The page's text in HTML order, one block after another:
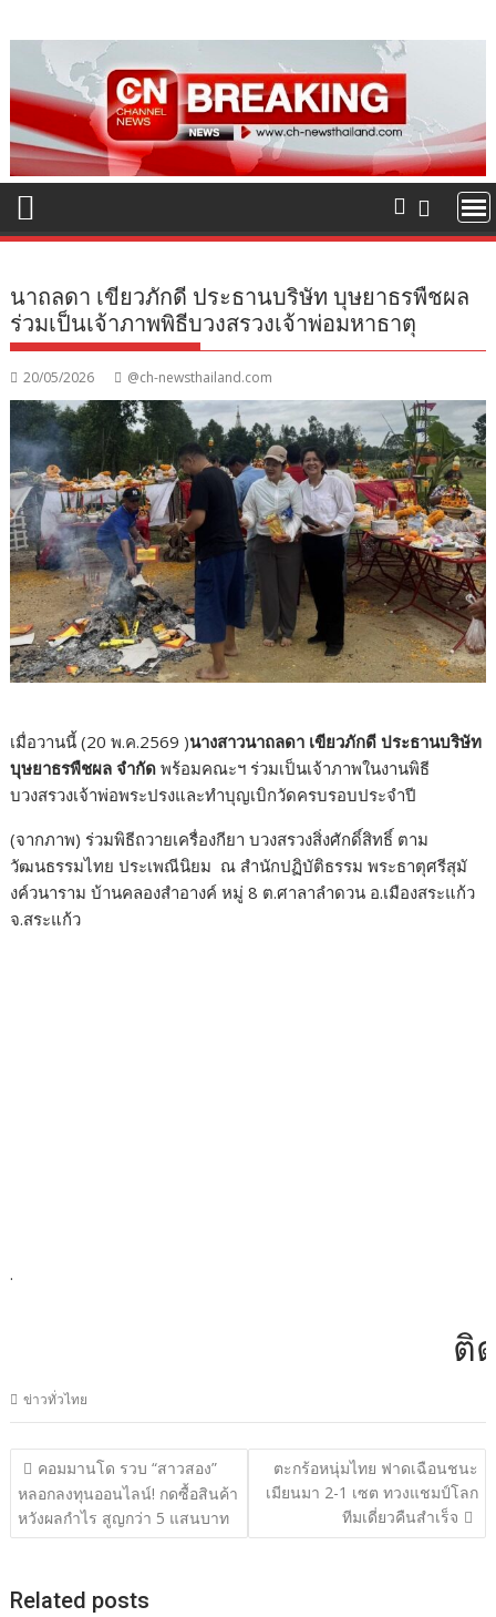
to
content
นาถลดา เขียวภักดี ประธานบริษัท บุษยาธรพืชผล
ร่วมเป็นเจ้าภาพพิธีบวงสรวงเจ้าพ่อมหาธาตุ
20/05/2026 @ch-newsthailand.com
เมื่อวานนี้ (20 พ.ค.2569 )นางสาวนาถลดา เขียวภักดี ประธานบริษัท
บุษยาธรพืชผล จำกัด พร้อมคณะฯ ร่วมเป็นเจ้าภาพในงานพิธี
บวงสรวงเจ้าพ่อพระปรงและทำบุญเบิกวัดครบรอบประจำปี
(จากภาพ) ร่วมพิธีถวายเครื่องกียา บวงสรวงสิ่งศักดิ์สิทธิ์ ตาม
วัฒนธรรมไทย ประเพณีนิยม ณ สำนักปฏิบัติธรรม พระธาตุศรีสุมั
งค์วนาราม บ้านคลองสำอางค์ หมู่ 8 ต.ศาลาลำดวน อ.เมืองสระแก้ว
จ.สระแก้ว
.
ติดต่
ข่าวทั่วไทย
แนะแนว
เรื่อง
คอมมานโด รวบ “สาวสอง”
หลอกลงทุนออนไลน์! กดซื้อสินค้า
หวังผลกำไร สูญกว่า 5 แสนบาท
ตะกร้อหนุ่มไทย ฟาดเฉือนชนะ
เมียนมา 2-1 เซต ทวงแชมป์โลก
ทีมเดี่ยวคืนสำเร็จ
Related posts